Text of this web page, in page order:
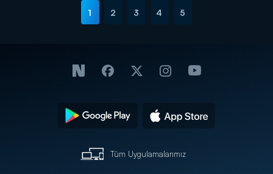
1 2 3 4 5
Tüm Uygulamalarımız